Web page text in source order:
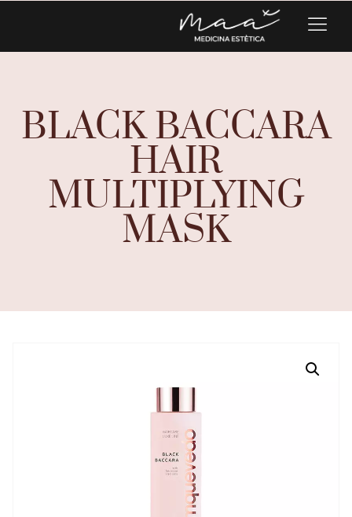
BLACK BACCARA
HAIR
MULTIPLYING
MASK